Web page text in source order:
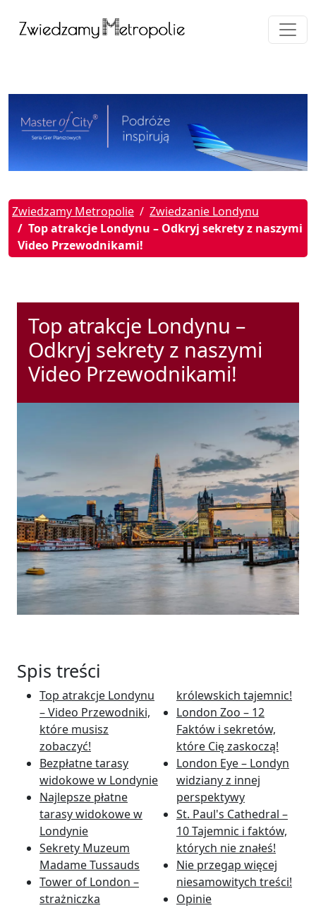
Zwiedzamy Metropolie
Zwiedzanie Londynu
Top atrakcje Londynu – Odkryj sekrety z naszymi
Video Przewodnikami!
Top atrakcje Londynu –
Odkryj sekrety z naszymi
Video Przewodnikami!
Spis treści
Top atrakcje Londynu
– Video Przewodniki,
które musisz
zobaczyć!
Bezpłatne tarasy
widokowe w Londynie
Najlepsze płatne
tarasy widokowe w
Londynie
Sekrety Muzeum
Madame Tussauds
Tower of London –
strażniczka
królewskich tajemnic!
London Zoo – 12
Faktów i sekretów,
które Cię zaskoczą!
London Eye – Londyn
widziany z innej
perspektywy
St. Paul's Cathedral –
10 Tajemnic i faktów,
których nie znałeś!
Nie przegap więcej
niesamowitych treści!
Opinie